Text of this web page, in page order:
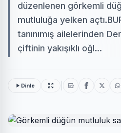
düzenlenen görkemli
mutluluğa yelken
tanınımış ailelerinden
çiftinin yakışıklı oğl...
Dinle